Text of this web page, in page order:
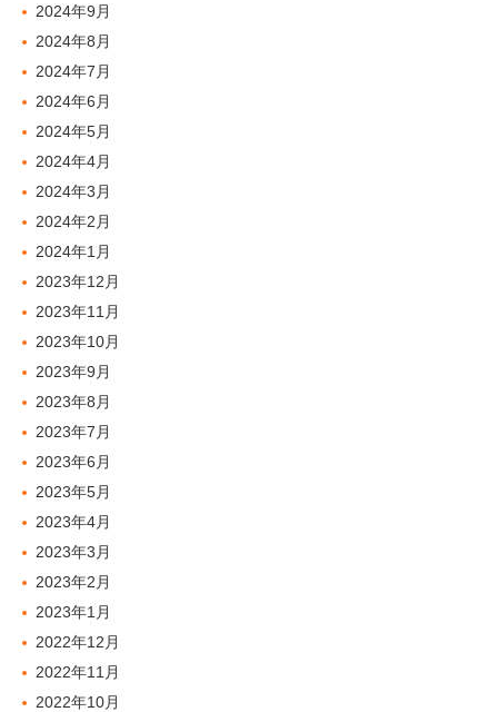
2024年9月
2024年8月
2024年7月
2024年6月
2024年5月
2024年4月
2024年3月
2024年2月
2024年1月
2023年12月
2023年11月
2023年10月
2023年9月
2023年8月
2023年7月
2023年6月
2023年5月
2023年4月
2023年3月
2023年2月
2023年1月
2022年12月
2022年11月
2022年10月